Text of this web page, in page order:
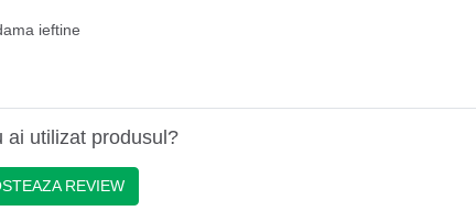
ieftine
ai utilizat produsul?
REVIEW